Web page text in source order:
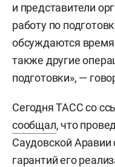
и представители
работу по
обсуждаются время
также другие
подготовки», —
Сегодня ТАСС со
сообщал, что
Саудовской Аравии
гарантий его